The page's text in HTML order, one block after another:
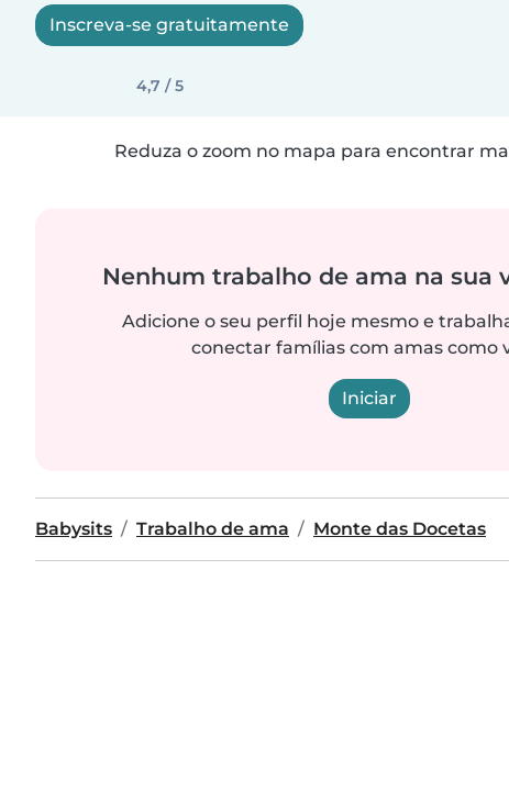
Inscreva-se gratuitamente
4,7 / 5
Reduza o zoom no mapa para encontrar
Nenhum trabalho de ama na sua
Adicione o seu perfil hoje mesmo e
conectar famílias com amas como
Iniciar
Babysits Trabalho de ama Monte das Docetas